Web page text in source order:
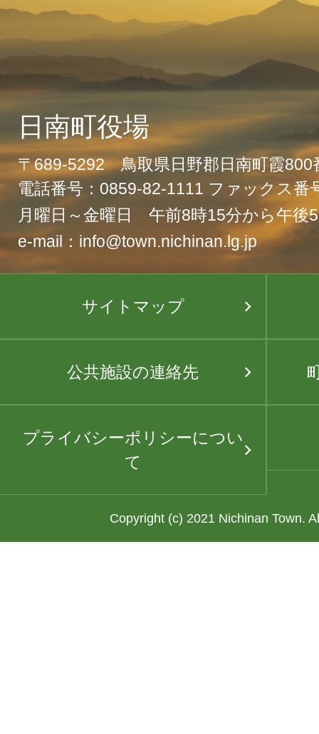
日南町役場
〒689-5292 鳥取県日野郡日南町霞800
電話番号：0859-82-1111 ファックス番
月曜日～金曜日 午前8時15分から午後
e-mail：info@town.nichinan.lg.jp
サイトマップ
公共施設の連絡先
プライバシーポリシーについ
て
Copyright (c) 2021 Nichinan Town.